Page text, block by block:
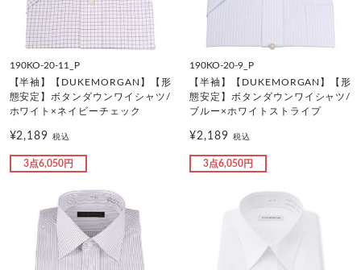
190KO-20-11_P
【半袖】【DUKEMORGAN】【形
態安定】ボタンダウンワイシャツ/
ホワイト×ネイビーチェック
¥2,189税込
3点6,050円
190KO-20-9_P
【半袖】【DUKEMORGAN】【形
態安定】ボタンダウンワイシャツ/
ブルー×ホワイトストライプ
¥2,189 税込
3点6,050円